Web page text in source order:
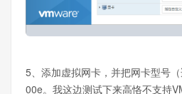
5、添加虚拟网卡，并把网卡型号
00e。我这边测试下来高恪不支持